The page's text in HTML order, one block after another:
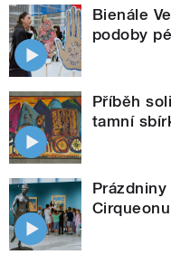
Bienále
podoby
Příběh
tamní
Cirqueonu